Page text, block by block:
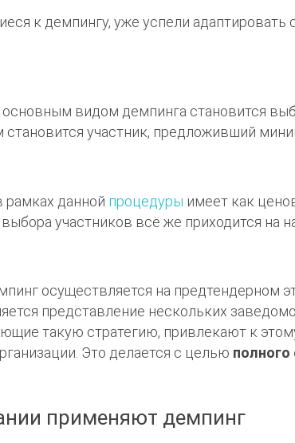
к демпингу, уже успели
основным видом демпинга становится
участник, предложивший
рамках данной процедуры имеет как
участников всё же приходится на
осуществляется на предтендерном
представление нескольких
такую стратегию, привлекают к
Это делается с целью
применяют демпинг